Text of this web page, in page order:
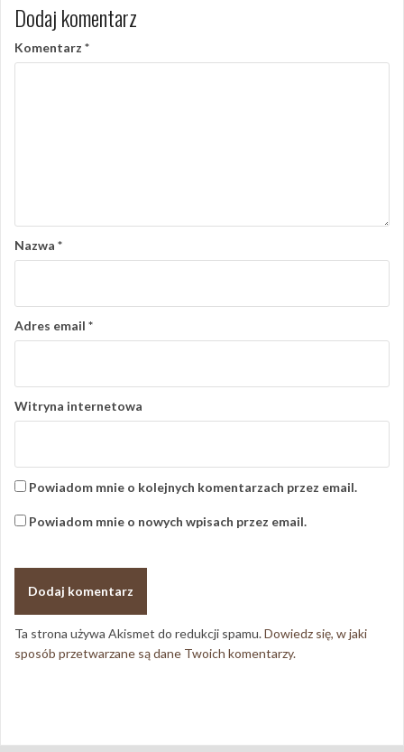
Dodaj komentarz
Komentarz *
Nazwa *
Adres email *
Witryna internetowa
Powiadom mnie o kolejnych komentarzach przez email.
Powiadom mnie o nowych wpisach przez email.
Ta strona używa Akismet do redukcji spamu.Dowiedz się, w jaki
sposób przetwarzane są dane Twoich komentarzy.